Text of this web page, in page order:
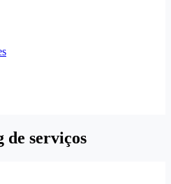
de serviços